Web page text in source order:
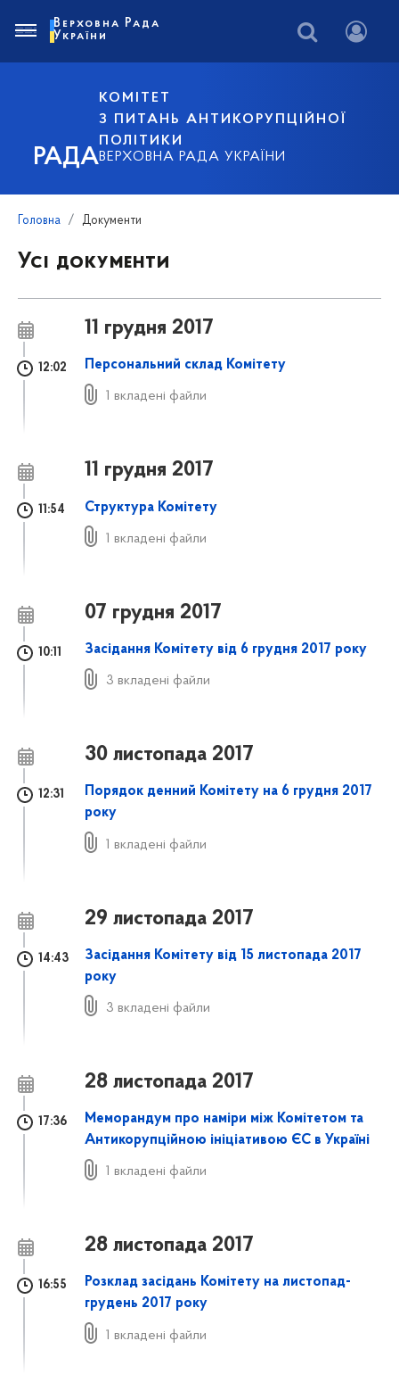
РАДА
КОМІТЕТ
З ПИТАНЬ АНТИКОРУПЦІЙНОЇ
ПОЛІТИКИ
ВЕРХОВНА РАДА УКРАЇНИ
Верховна Рада
України
Головна Документи
Усі документи
11 грудня 2017
12:02 Персональний склад Комітету
1 вкладені файли
11 грудня 2017
11:54 Структура Комітету
1 вкладені файли
07 грудня 2017
10:11 Засідання Комітету від 6 грудня 2017 року
3 вкладені файли
30 листопада 2017
12:31
Порядок денний Комітету на 6 грудня 2017
року
1 вкладені файли
29 листопада 2017
14:43
Засідання Комітету від 15 листопада 2017
року
3 вкладені файли
28 листопада 2017
17:36
Меморандум про наміри між Комітетом та
Антикорупційною ініціативою ЄС в Україні
1 вкладені файли
28 листопада 2017
16:55
Розклад засідань Комітету на листопад-
грудень 2017 року
1 вкладені файли